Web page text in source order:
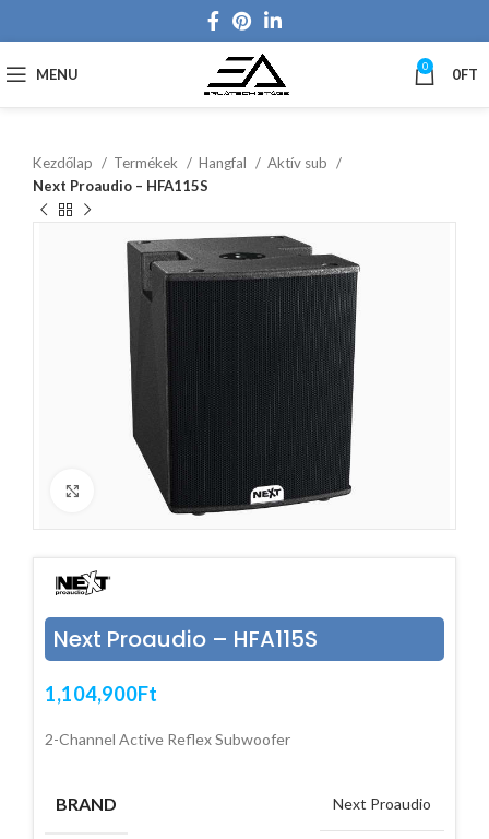
MENU 0 0FT
Kezdőlap Termékek Hangfal
Aktív sub
Next Proaudio – HFA115S
Click to enlarge
Next Proaudio – HFA115S
1,104,900Ft
2-Channel Active Reflex Subwoofer
BRAND Next Proaudio